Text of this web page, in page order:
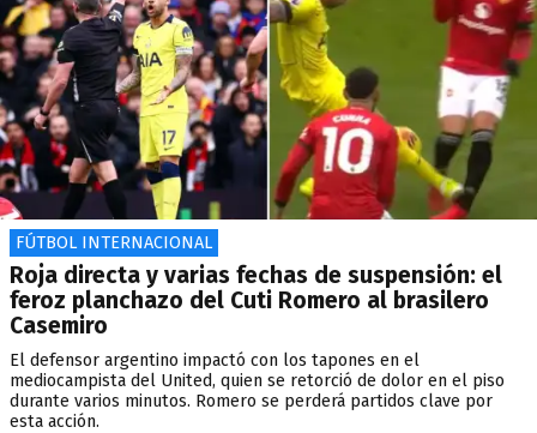
FÚTBOL INTERNACIONAL
Roja directa y varias fechas de suspensión: el
feroz planchazo del Cuti Romero al brasilero
Casemiro
El defensor argentino impactó con los tapones en el
mediocampista del United, quien se retorció de dolor en el piso
durante varios minutos. Romero se perderá partidos clave por
esta acción.